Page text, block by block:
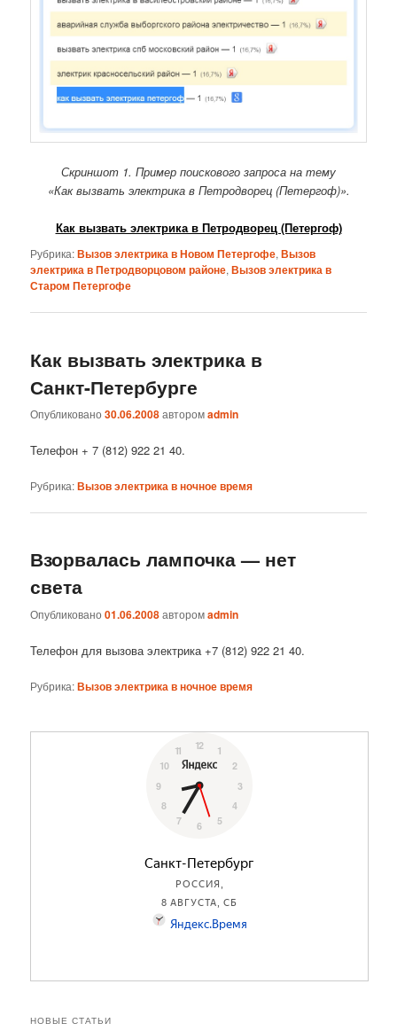
Скриншот 1. Пример поискового запроса на тему
«Как вызвать электрика в Петродворец (Петергоф)».
Как вызвать электрика в Петродворец (Петергоф)
Рубрика:Вызов электрика в Новом Петергофе,Вызов
электрика в Петродворцовом районе,Вызов электрика в
Старом Петергофе
Как вызвать электрика в
Санкт-Петербурге
Опубликовано30.06.2008авторомadmin
Телефон + 7 (812) 922 21 40.
Рубрика:Вызов электрика в ночное время
Взорвалась лампочка — нет
света
Опубликовано01.06.2008авторомadmin
Телефон для вызова электрика +7 (812) 922 21 40.
Рубрика:Вызов электрика в ночное время
НОВЫЕ СТАТЬИ